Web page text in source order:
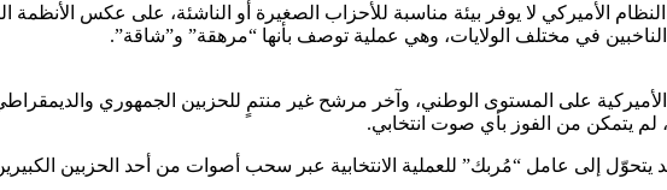
الأميركي لا يوفر بيئة مناسبة للأحزاب الصغيرة أو الناشئة، على عكس الأنظمة
في مختلف الولايات، وهي عملية توصف بأنها “مرهقة” و”شاقة”.
إلى عامل “مُربك” للعملية الانتخابية عبر سحب أصوات من أحد الحزبين الكبيرين،